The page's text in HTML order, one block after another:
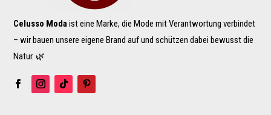
Celusso Modaist eine Marke, die Mode mit Verantwortung verbindet
– wir bauen unsere eigene Brand auf und schützen dabei bewusst die
Natur. 🌿